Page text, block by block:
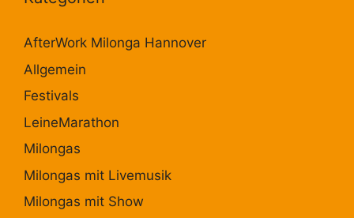
AfterWork Milonga Hannover
Allgemein
Festivals
LeineMarathon
Milongas
Milongas mit Livemusik
Milongas mit Show